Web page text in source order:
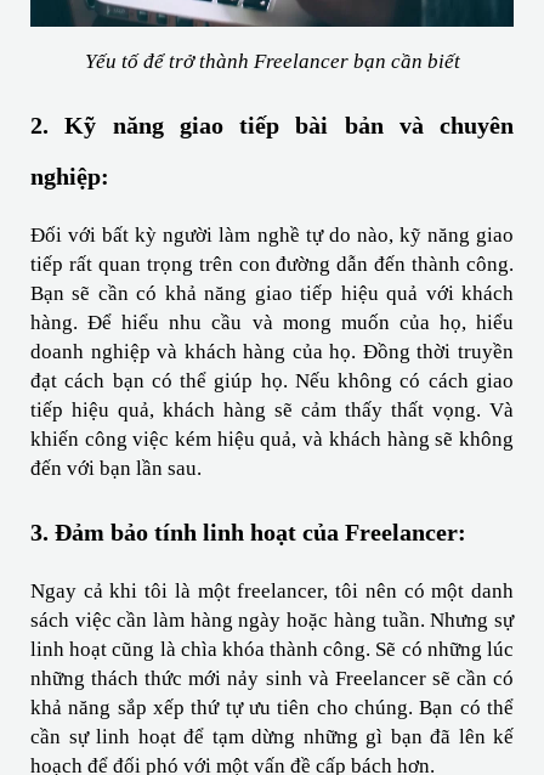
Yếu tố để trở thành Freelancer bạn cần biết
2. Kỹ năng giao tiếp bài bản và chuyên
nghiệp:
Đối với bất kỳ người làm nghề tự do nào, kỹ năng giao
tiếp rất quan trọng trên con đường dẫn đến thành công.
Bạn sẽ cần có khả năng giao tiếp hiệu quả với khách
hàng. Để hiểu nhu cầu và mong muốn của họ, hiểu
doanh nghiệp và khách hàng của họ. Đồng thời truyền
đạt cách bạn có thể giúp họ. Nếu không có cách giao
tiếp hiệu quả, khách hàng sẽ cảm thấy thất vọng. Và
khiến công việc kém hiệu quả, và khách hàng sẽ không
đến với bạn lần sau.
3. Đảm bảo tính linh hoạt của Freelancer:
Ngay cả khi tôi là một freelancer, tôi nên có một danh
sách việc cần làm hàng ngày hoặc hàng tuần. Nhưng sự
linh hoạt cũng là chìa khóa thành công. Sẽ có những lúc
những thách thức mới nảy sinh và Freelancer sẽ cần có
khả năng sắp xếp thứ tự ưu tiên cho chúng. Bạn có thể
cần sự linh hoạt để tạm dừng những gì bạn đã lên kế
hoạch để đối phó với một vấn đề cấp bách hơn.